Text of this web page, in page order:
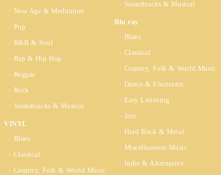
New Age & Meditation
Pop
R&B & Soul
Rap & Hip Hop
Reggae
Rock
Soundtracks & Musical
VINYL
Blues
Classical
Country, Folk & World Music
Soundtracks & Musical
Blu ray
Blues
Classical
Country, Folk & World Music
Dance & Electronic
Easy Listening
Jazz
Hard Rock & Metal
Miscellaneous Music
Indie & Alternative